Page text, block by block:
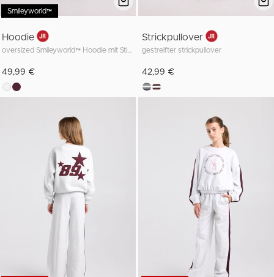
Smileyworld™
Hoodie
49,99 €
Strickpullover
gestreifter strickpullover
42,99 €